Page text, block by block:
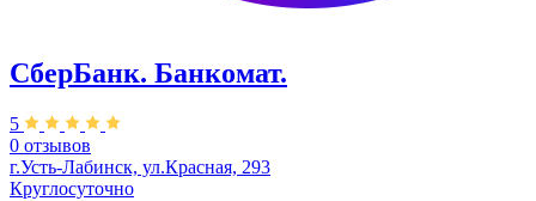
СберБанк. Банкомат.
5
0 отзывов
г.Усть-Лабинск, ул.​Красная, 293
Круглосуточно